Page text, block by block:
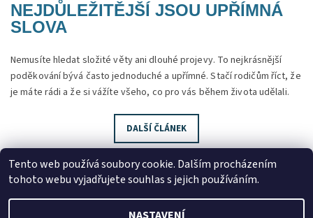
NEJDŮLEŽITĚJŠÍ JSOU UPŘÍMNÁ
SLOVA
Nemusíte hledat složité věty ani dlouhé projevy. To nejkrásnější
poděkování bývá často jednoduché a upřímné. Stačí rodičům říct, že
je máte rádi a že si vážíte všeho, co pro vás během života udělali.
DALŠÍ ČLÁNEK
Tento web používá soubory cookie. Dalším procházením
tohoto webu vyjadřujete souhlas s jejich používáním.